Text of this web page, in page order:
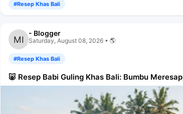
#Resep Khas Bali
- Blogger
Saturday, August 08, 2026 • 🌎
#Resep Khas Bali
🐷 Resep Babi Guling Khas Bali: Bumbu